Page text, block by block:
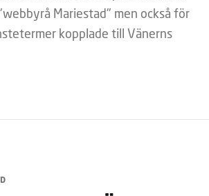
Mariestad" men också för
kopplade till Vänerns